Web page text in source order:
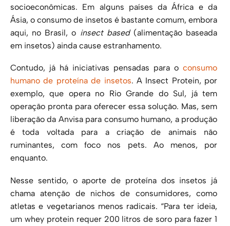
socioeconômicas. Em alguns países da África e da
Ásia, o consumo de insetos é bastante comum, embora
aqui, no Brasil, o insect based(alimentação baseada
em insetos) ainda cause estranhamento.
Contudo, já há iniciativas pensadas para o consumo
humano de proteína de insetos. A Insect Protein, por
exemplo, que opera no Rio Grande do Sul, já tem
operação pronta para oferecer essa solução. Mas, sem
liberação da Anvisa para consumo humano, a produção
é toda voltada para a criação de animais não
ruminantes, com foco nos pets. Ao menos, por
enquanto.
Nesse sentido, o aporte de proteína dos insetos já
chama atenção de nichos de consumidores, como
atletas e vegetarianos menos radicais. “Para ter ideia,
um whey protein requer 200 litros de soro para fazer 1